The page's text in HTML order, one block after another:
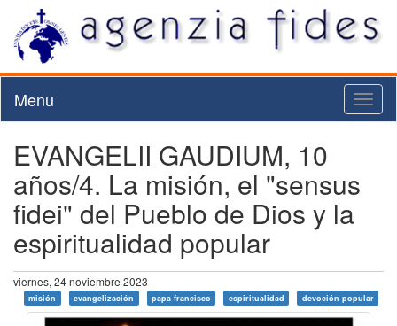
Menu
EVANGELII GAUDIUM, 10
años/4. La misión, el "sensus
fidei" del Pueblo de Dios y la
espiritualidad popular
viernes, 24 noviembre 2023
misión evangelización papa francisco espiritualidad devoción popular